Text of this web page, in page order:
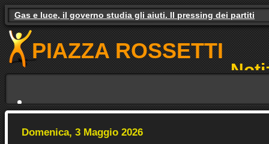
Gas e luce, il governo studia gli aiuti. Il pressing dei partiti
PIAZZA ROSSETTI
Domenica, 3 Maggio 2026